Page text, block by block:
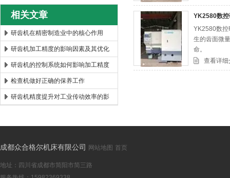
相关文章
研齿机在精密制造业中的核心作用
研齿机加工精度的影响因素及其优化
研究
研齿机的控制系统如何影响加工精度
和效率？
检查机做好正确的保养工作
研齿机精度提升对工业传动效率的影
YK2580数控
YK2580数控
生的齿面微
命。
查看详细
成都众合格尔机床有限公司 网站地图 首页
地址：四川省成都市简阳市简三路